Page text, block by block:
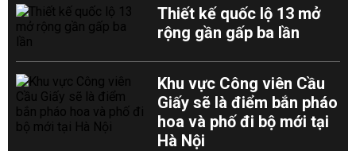
Thiết kế quốc lộ 13 mở
rộng gần gấp ba lần
Khu vực Công viên Cầu
Giấy sẽ là điểm bắn pháo
hoa và phố đi bộ mới tại
Hà Nội